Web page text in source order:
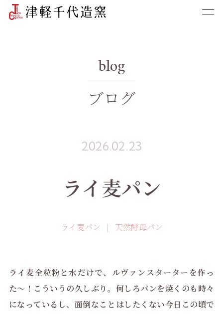
blog
ブログ
2026.02.23
ライ麦パン
ライ麦パン 天然酵母パン
ライ麦全粒粉と水だけで、ルヴァンスターターを作っ
た〜！こういうの久しぶり。何しろパンを焼くのも時々
になっているし、面倒なことはしたくない今日この頃で